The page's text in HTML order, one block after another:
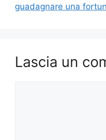
guadagnare una
Lascia un